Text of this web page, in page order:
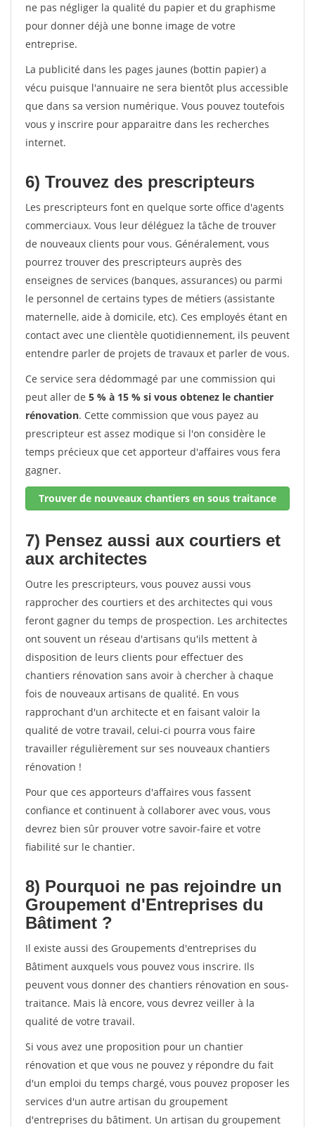
ne pas négliger la qualité du papier et du graphisme
pour donner déjà une bonne image de votre
entreprise.
La publicité dans les pages jaunes (bottin papier) a
vécu puisque l'annuaire ne sera bientôt plus accessible
que dans sa version numérique. Vous pouvez toutefois
vous y inscrire pour apparaitre dans les recherches
internet.
6) Trouvez des prescripteurs
Les prescripteurs font en quelque sorte office d'agents
commerciaux. Vous leur déléguez la tâche de trouver
de nouveaux clients pour vous. Généralement, vous
pourrez trouver des prescripteurs auprès des
enseignes de services (banques, assurances) ou parmi
le personnel de certains types de métiers (assistante
maternelle, aide à domicile, etc). Ces employés étant en
contact avec une clientèle quotidiennement, ils peuvent
entendre parler de projets de travaux et parler de vous.
Ce service sera dédommagé par une commission qui
peut aller de 5 % à 15 % si vous obtenez le chantier
rénovation. Cette commission que vous payez au
prescripteur est assez modique si l'on considère le
temps précieux que cet apporteur d'affaires vous fera
gagner.
Trouver de nouveaux chantiers en sous traitance
7) Pensez aussi aux courtiers et
aux architectes
Outre les prescripteurs, vous pouvez aussi vous
rapprocher des courtiers et des architectes qui vous
feront gagner du temps de prospection. Les architectes
ont souvent un réseau d'artisans qu'ils mettent à
disposition de leurs clients pour effectuer des
chantiers rénovation sans avoir à chercher à chaque
fois de nouveaux artisans de qualité. En vous
rapprochant d'un architecte et en faisant valoir la
qualité de votre travail, celui-ci pourra vous faire
travailler régulièrement sur ses nouveaux chantiers
rénovation !
Pour que ces apporteurs d'affaires vous fassent
confiance et continuent à collaborer avec vous, vous
devrez bien sûr prouver votre savoir-faire et votre
fiabilité sur le chantier.
8) Pourquoi ne pas rejoindre un
Groupement d'Entreprises du
Bâtiment ?
Il existe aussi des Groupements d'entreprises du
Bâtiment auxquels vous pouvez vous inscrire. Ils
peuvent vous donner des chantiers rénovation en sous-
traitance. Mais là encore, vous devrez veiller à la
qualité de votre travail.
Si vous avez une proposition pour un chantier
rénovation et que vous ne pouvez y répondre du fait
d'un emploi du temps chargé, vous pouvez proposer les
services d'un autre artisan du groupement
d'entreprises du bâtiment. Un artisan du groupement